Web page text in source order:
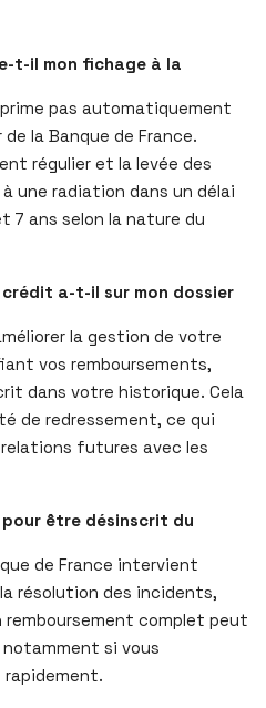
t-il mon fichage à la
pas automatiquement
la Banque de France.
régulier et la levée des
une radiation dans un délai
7 ans selon la nature du
a-t-il sur mon dossier
la gestion de votre
vos remboursements,
dans votre historique. Cela
de redressement, ce qui
futures avec les
être désinscrit du
de France intervient
résolution des incidents,
remboursement complet peut
si vous